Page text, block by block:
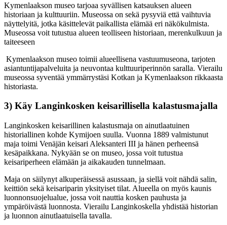
Kymenlaakson museo tarjoaa syvällisen katsauksen alueen
historiaan ja kulttuuriin. Museossa on sekä pysyviä että vaihtuvia
näyttelyitä, jotka käsittelevät paikallista elämää eri näkökulmista.
Museossa voit tutustua alueen teolliseen historiaan, merenkulkuun ja
taiteeseen
Kymenlaakson museo toimii alueellisena vastuumuseona, tarjoten
asiantuntijapalveluita ja neuvontaa kulttuuriperinnön saralla. Vierailu
museossa syventää ymmärrystäsi Kotkan ja Kymenlaakson rikkaasta
historiasta.
3) Käy Langinkosken keisarillisella kalastusmajalla
Langinkosken keisarillinen kalastusmaja on ainutlaatuinen
historiallinen kohde Kymijoen suulla. Vuonna 1889 valmistunut
maja toimi Venäjän keisari Aleksanteri III ja hänen perheensä
kesäpaikkana. Nykyään se on museo, jossa voit tutustua
keisariperheen elämään ja aikakauden tunnelmaan.
Maja on säilynyt alkuperäisessä asussaan, ja siellä voit nähdä salin,
keittiön sekä keisariparin yksityiset tilat. Alueella on myös kaunis
luonnonsuojelualue, jossa voit nauttia kosken pauhusta ja
ympäröivästä luonnosta. Vierailu Langinkoskella yhdistää historian
ja luonnon ainutlaatuisella tavalla.